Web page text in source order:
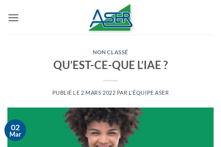
NON CLASSÉ
QU’EST-CE-QUE L’IAE ?
PUBLIÉ LE 2 MARS 2022 PAR L'ÉQUIPE ASER
02
Mar